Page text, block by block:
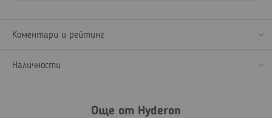
Коментари и рейтинг
Наличности
Още от Hyderon